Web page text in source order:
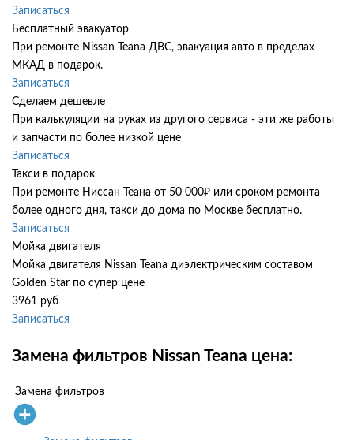
Записаться
Бесплатный эвакуатор
При ремонте Nissan Teana ДВС, эвакуация авто в пределах
МКАД в подарок.
Записаться
Сделаем дешевле
При калькуляции на руках из другого сервиса - эти же работы
и запчасти по более низкой цене
Записаться
Такси в подарок
При ремонте Ниссан Теана от 50 000₽ или сроком ремонта
более одного дня, такси до дома по Москве бесплатно.
Записаться
Мойка двигателя
Мойка двигателя Nissan Teana диэлектрическим составом
Golden Star по супер цене
3961 руб
Записаться
Замена фильтров Nissan Teana цена:
Замена фильтров